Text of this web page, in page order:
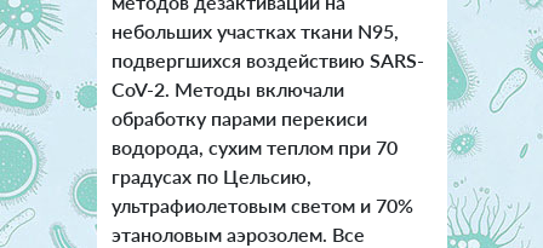
небольших участках ткани N95,
подвергшихся воздействию SARS-
CoV-2. Методы включали
обработку парами перекиси
водорода, сухим теплом при 70
градусах по Цельсию,
ультрафиолетовым светом и 70%
этаноловым аэрозолем. Все